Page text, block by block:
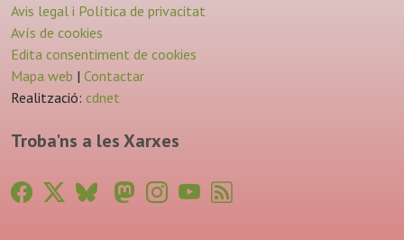
Avis legal i Política de privacitat
Avís de cookies
Edita consentiment de cookies
Mapa web | Contactar
Realització: cdnet
Troba'ns a les Xarxes